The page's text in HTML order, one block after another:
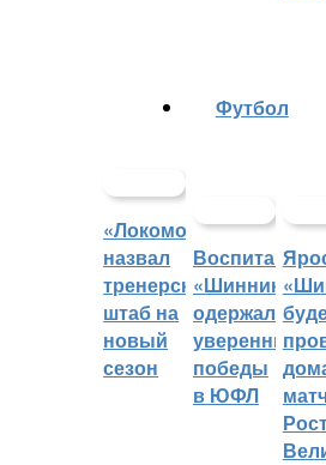
«Локомотив»
назвал
тренерский
штаб на
новый
сезон
Футбол
«Шинника»
одержали
уверенные
победы
в ЮФЛ